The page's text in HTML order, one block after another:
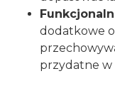
dodatkowe
przydatne w